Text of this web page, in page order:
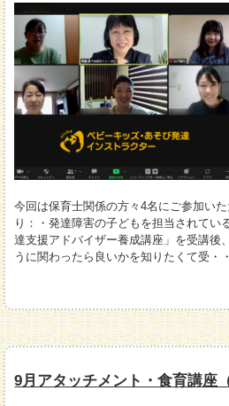
今回は保育士関係の方々4名にご参加い
り：・発達障害の子どもを担当されてい
達支援アドバイザー養成講座」を受講後
うに関わったら良いかを知りたくて受・
9月アタッチメント・食育講座